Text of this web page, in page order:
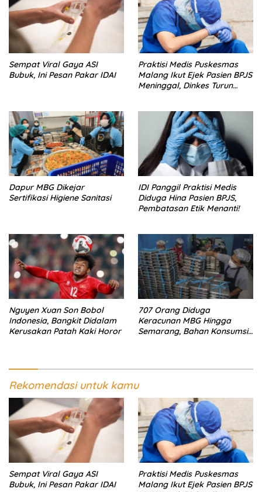
Sempat Viral Gaya ASI
Bubuk, Ini Pesan Pakar IDAI
Praktisi Medis Puskesmas
Malang Ikut Ejek Pasien BPJS
Meninggal, Dinkes Turun
Dapur MBG Dikejar
Sertifikasi Higiene Sanitasi
IDI Panggil Praktisi Medis
Diduga Hina Pasien BPJS,
Pembatasan Etik Menanti!
Nguyen Xuan Son Bobol
Indonesia, Bangkit Didalam
Kerusakan Patah Kaki Horor
707 Orang Diduga
Keracunan MBG Hingga
Semarang, Bahan Konsumsi
Rekomendasi untuk kamu
Sempat Viral Gaya ASI
Bubuk, Ini Pesan Pakar IDAI
Praktisi Medis Puskesmas
Malang Ikut Ejek Pasien BPJS